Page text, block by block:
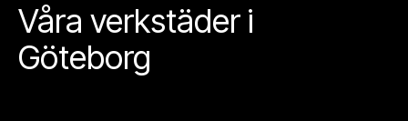
Våra verkstäder i
Göteborg